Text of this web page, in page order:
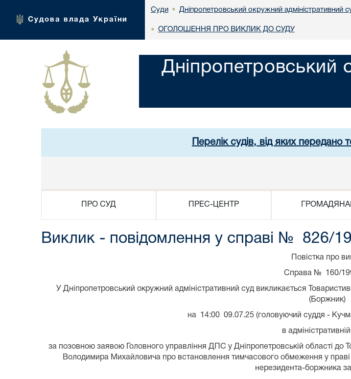
Судова влада України
Суди • Дніпропетровський окружний адміністративний
• ОГОЛОШЕННЯ ПРО ВИКЛИК ДО СУДУ
Дніпропетровський
Перелік судів, від яких передано
ПРО СУД ПРЕС-ЦЕНТР
Виклик - повідомлення у справі № 826/
Повістка про
Справа № 160/
У Дніпропетровський окружний адміністративний суд викликається
(Боржник)
на 14:00 09.07.25 (головуючий суддя -
в
за позовною заявою Головного управління ДПС у Дніпропетровській області
Володимира Михайловича про встановлення тимчасового обмеження у праві
нерезидента-боржника